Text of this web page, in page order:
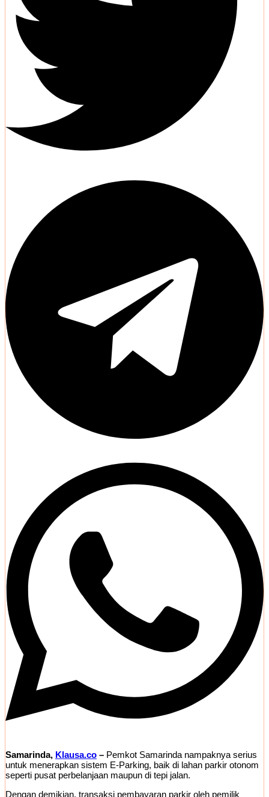
Samarinda, Klausa.co – Pemkot Samarinda nampaknya serius
untuk menerapkan sistem E-Parking, baik di lahan parkir otonom
seperti pusat perbelanjaan maupun di tepi jalan.
Dengan demikian, transaksi pembayaran parkir oleh pemilik